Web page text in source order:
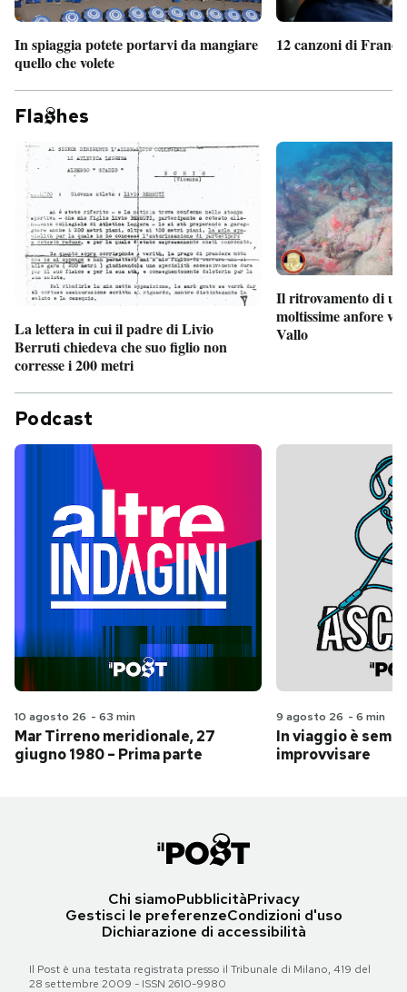
In spiaggia potete portarvi da mangiare
quello che volete
12 canzoni di
Fla hes
La lettera in cui il padre di Livio
Berruti chiedeva che suo figlio non
corresse i 200 metri
Il ritrovamento di
moltissime anfore
Vallo
Podcast
10 agosto 26 - 63 min
Mar Tirreno meridionale, 27
giugno 1980 – Prima parte
9 agosto 26 - 6 min
In viaggio è
improvvisare
Chi siamoPubblicitàPrivacy
Gestisci le preferenzeCondizioni d'uso
Dichiarazione di accessibilità
Il Post è una testata registrata presso il Tribunale di Milano, 419 del
28 settembre 2009 - ISSN 2610-9980